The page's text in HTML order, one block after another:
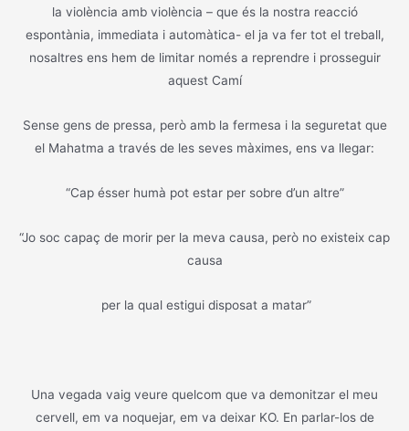
la violència amb violència – que és la nostra reacció
espontània, immediata i automàtica- el ja va fer tot el treball,
nosaltres ens hem de limitar només a reprendre i prosseguir
aquest Camí
Sense gens de pressa, però amb la fermesa i la seguretat que
el Mahatma a través de les seves màximes, ens va llegar:
“Cap ésser humà pot estar per sobre d’un altre”
“Jo soc capaç de morir per la meva causa, però no existeix cap
causa
per la qual estigui disposat a matar”
Una vegada vaig veure quelcom que va demonitzar el meu
cervell, em va noquejar, em va deixar KO. En parlar-los de